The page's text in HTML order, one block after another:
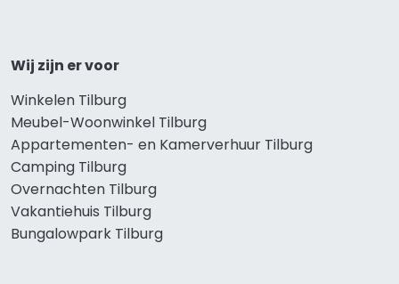
Wij zijn er voor
Winkelen Tilburg
Meubel-Woonwinkel Tilburg
Appartementen- en Kamerverhuur Tilburg
Camping Tilburg
Overnachten Tilburg
Vakantiehuis Tilburg
Bungalowpark Tilburg